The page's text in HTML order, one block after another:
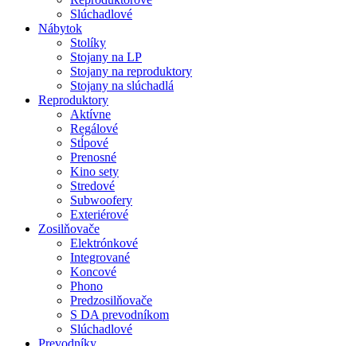
Slúchadlové
Nábytok
Stolíky
Stojany na LP
Stojany na reproduktory
Stojany na slúchadlá
Reproduktory
Aktívne
Regálové
Stĺpové
Prenosné
Kino sety
Stredové
Subwoofery
Exteriérové
Zosilňovače
Elektrónkové
Integrované
Koncové
Phono
Predzosilňovače
S DA prevodníkom
Slúchadlové
Prevodníky